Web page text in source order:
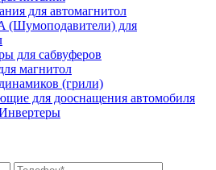
для автомагнитол
(Шумоподавители) для
для сабвуферов
магнитол
(грили)
для дооснащения автомобиля